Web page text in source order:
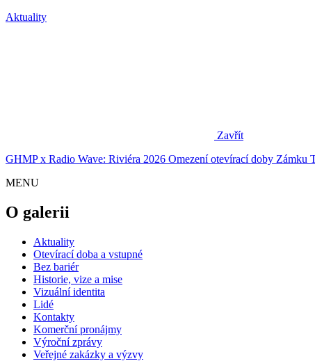
Aktuality
Zavřít
GHMP x Radio Wave: Riviéra 2026 Omezení otevírací doby Zámku
MENU
O galerii
Aktuality
Otevírací doba a vstupné
Bez bariér
Historie, vize a mise
Vizuální identita
Lidé
Kontakty
Komerční pronájmy
Výroční zprávy
Veřejné zakázky a výzvy